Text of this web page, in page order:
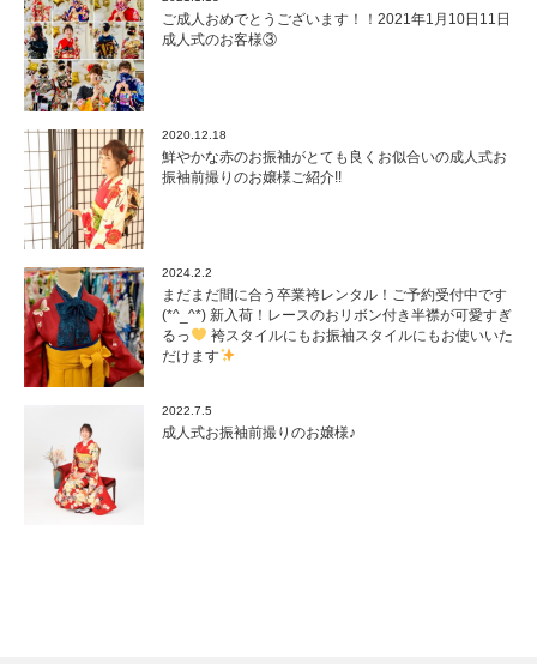
ご成人おめでとうございます！！2021年1月10日11日
成人式のお客様③
2020.12.18
鮮やかな赤のお振袖がとても良くお似合いの成人式お
振袖前撮りのお嬢様ご紹介!!
2024.2.2
まだまだ間に合う卒業袴レンタル！ご予約受付中です
(*^_^*) 新入荷！レースのおリボン付き半襟が可愛すぎ
るっ
袴スタイルにもお振袖スタイルにもお使いいた
だけます
2022.7.5
成人式お振袖前撮りのお嬢様♪